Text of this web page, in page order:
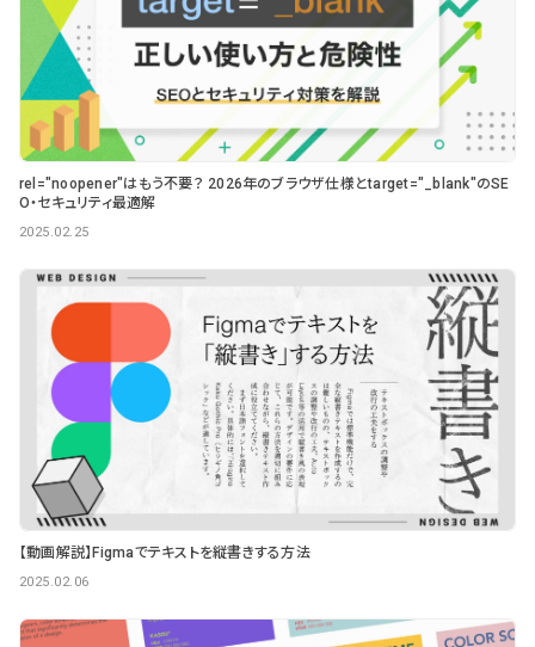
rel="noopener"はもう不要？ 2026年のブラウザ仕様とtarget="_blank"のSE
O・セキュリティ最適解
2025.02.25
【動画解説】Figmaでテキストを縦書きする方法
2025.02.06